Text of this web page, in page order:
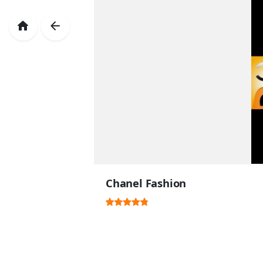
Chanel Fashion